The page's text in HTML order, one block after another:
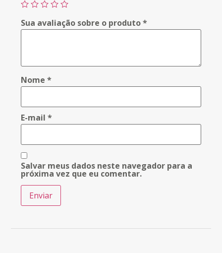
Sua avaliação sobre o produto*
Nome*
E-mail*
Salvar meus dados neste navegador para a
próxima vez que eu comentar.